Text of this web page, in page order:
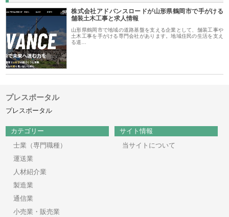
株式会社アドバンスロードが山形県鶴岡市で手がける
舗装土木工事と求人情報
山形県鶴岡市で地域の道路基盤を支える企業として、舗装工事や
土木工事を手がける専門会社があります。地域住民の生活を支え
る道…
プレスポータル
プレスポータル
カテゴリー
士業（専門職種）
運送業
人材紹介業
製造業
通信業
小売業・販売業
サイト情報
当サイトについて